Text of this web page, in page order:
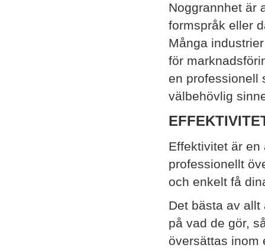
Noggrannhet är
formspråk eller
Många
för
en professionell
välbehövlig
Effektivitet är
professionellt
och enkelt få
Det bästa av
på vad de gör,
översättas inom